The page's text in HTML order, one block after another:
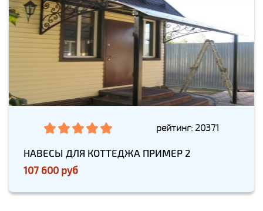
рейтинг: 20371
НАВЕСЫ ДЛЯ КОТТЕДЖА ПРИМЕР 2
107 600 руб